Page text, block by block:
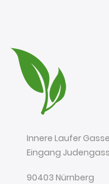
Innere Laufer
Eingang
90403 Nürnberg